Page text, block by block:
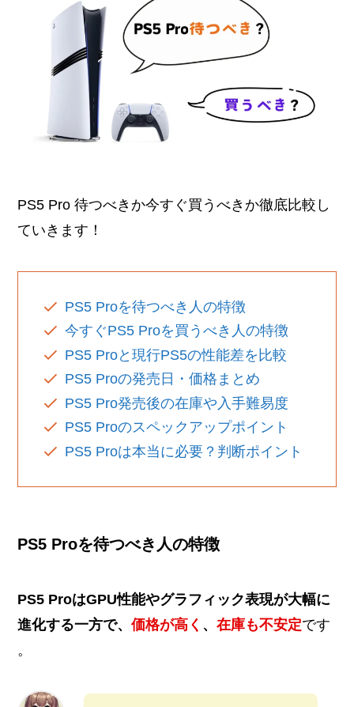
PS5 Pro 待つべきか今すぐ買うべきか徹底比較し
ていきます！
PS5 Proを待つべき人の特徴
今すぐPS5 Proを買うべき人の特徴
PS5 Proと現行PS5の性能差を比較
PS5 Proの発売日・価格まとめ
PS5 Pro発売後の在庫や入手難易度
PS5 Proのスペックアップポイント
PS5 Proは本当に必要？判断ポイント
PS5 Proを待つべき人の特徴
PS5 ProはGPU性能やグラフィック表現が大幅に
進化する一方で、価格が高く 、在庫も不安定です​
。